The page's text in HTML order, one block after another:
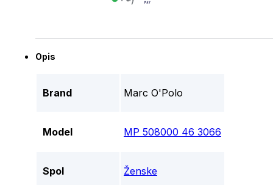
Opis
Brand Marc O'Polo
Model MP 508000 46 3066
Spol Ženske